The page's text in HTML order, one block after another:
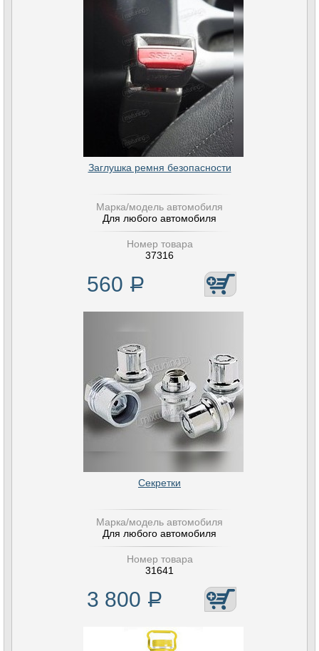
Заглушка ремня безопасности
Марка/модель автомобиля
Для любого автомобиля
Номер товара
37316
560 Р
Секретки
Марка/модель автомобиля
Для любого автомобиля
Номер товара
31641
3 800 Р